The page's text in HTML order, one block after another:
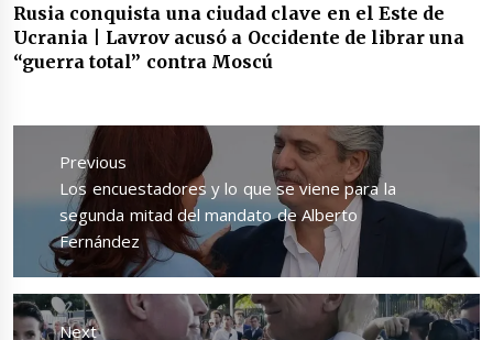
Rusia conquista una ciudad clave en el Este de
Ucrania | Lavrov acusó a Occidente de librar una
“guerra total” contra Moscú
Navegación
entradas
Previous
Previous
post:
Los encuestadores y lo que se viene para la
segunda mitad del mandato de Alberto
Fernández
Next